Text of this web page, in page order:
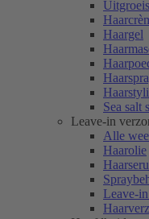
Haargel
Sea salt
Leave-in
Alle
Haarolie
Leave-